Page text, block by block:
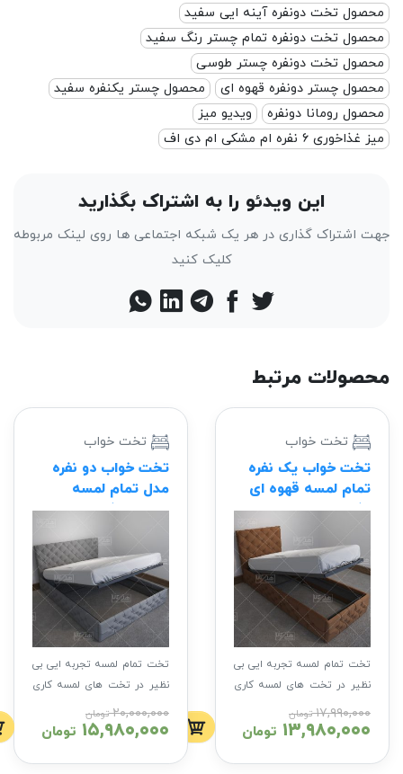
تخت دونفره آینه ایی سفید
تخت دونفره تمام چستر رنگ سفید
تخت دونفره چستر طوسی
چستر دونفره قهوه ای
محصول چستر یکنفره سفید
رومانا دونفره
ویدیو میز
۶ نفره ام مشکی ام دی اف
این ویدئو را به اشتراک بگذارید
گذاری در هر یک شبکه اجتماعی ها روی لینک مربوطه
کلیک کنید
مرتبط
تخت خواب
خواب یک نفره
لمسه قهوه ای
دار
تمام لمسه تجربه ایی بی
در تخت های لمسه کاری
نهایت سادگی و جذابیت
سایز اسکلت تخت
160
تومان
تومان
تخت خواب
تخت خواب دو نفره
مدل تمام لمسه
طوسی جک دار
تخت تمام لمسه تجربه ایی بی
نظیر در تخت های لمسه کاری
در نهایت سادگی و جذابیت
سایز اسکلت تخت
160
۲۰,۰۰۰,۰۰۰ تومان
۱۵,۹۸۰,۰۰۰ تومان